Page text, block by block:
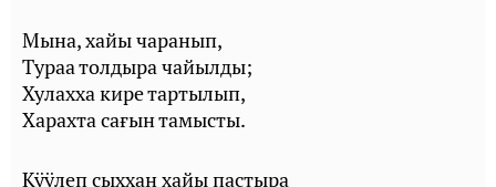
Мына, хайы чаранып,
Тураа толдыра чайылды;
Хулахха кире тартылып,
Харахта сағын тамысты.
Кӱӱлеп сыххан хайы пастыра